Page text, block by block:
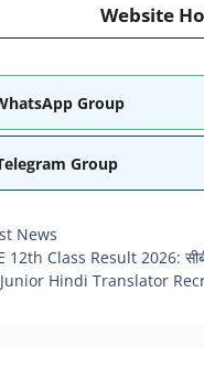
Website
Group
Group
News
12th Class Result 2026:
Hindi Translator